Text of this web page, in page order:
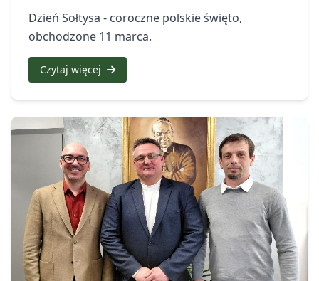
Dzień Sołtysa - coroczne polskie święto,
obchodzone 11 marca.
Czytaj więcej